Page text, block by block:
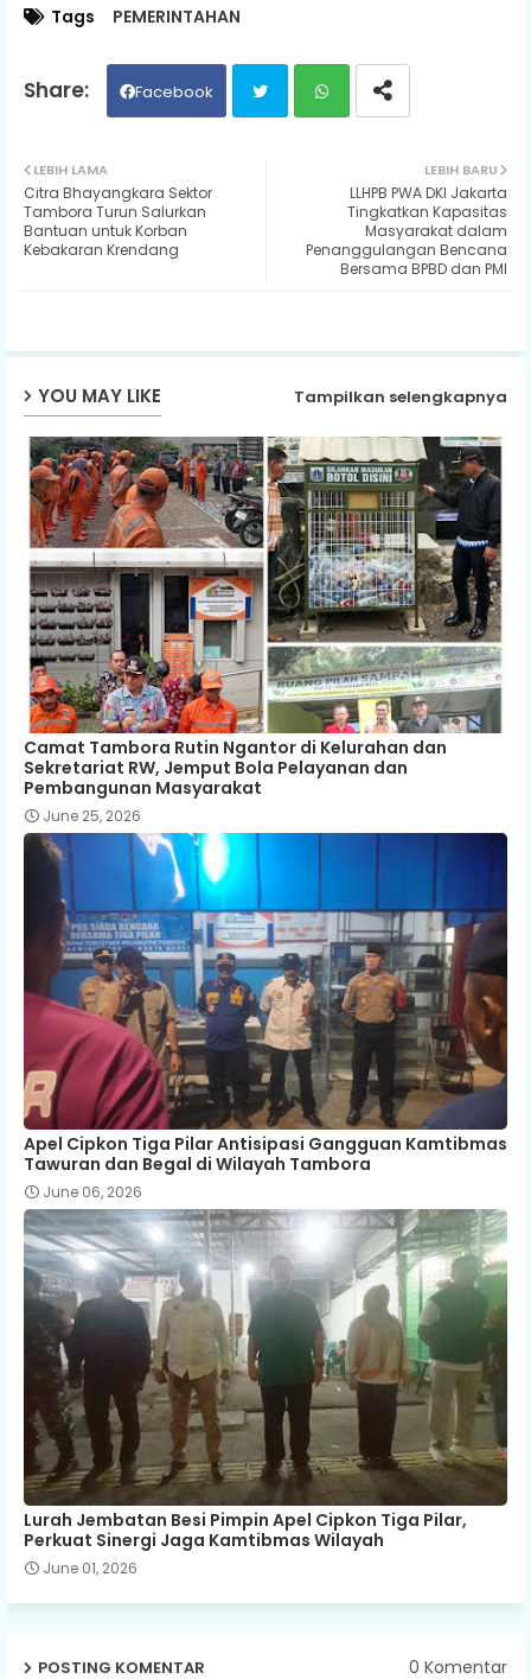
Tags PEMERINTAHAN
Facebook
ap
LEBIH BARU
LLHPB PWA DKI Jakarta
Tingkatkan Kapasitas
Masyarakat dalam
Penanggulangan Bencana
Bersama BPBD dan PMI
LEBIH LAMA
Citra Bhayangkara Sektor
Tambora Turun Salurkan
Bantuan untuk Korban
Kebakaran Krendang
YOU MAY LIKE Tampilkan selengkapnya
Camat Tambora Rutin Ngantor di Kelurahan dan
Sekretariat RW, Jemput Bola Pelayanan dan
Pembangunan Masyarakat
June 25, 2026
Apel Cipkon Tiga Pilar Antisipasi Gangguan Kamtibmas
Tawuran dan Begal di Wilayah Tambora
June 06, 2026
Lurah Jembatan Besi Pimpin Apel Cipkon Tiga Pilar,
Perkuat Sinergi Jaga Kamtibmas Wilayah
June 01, 2026
POSTING KOMENTAR 0 Komentar